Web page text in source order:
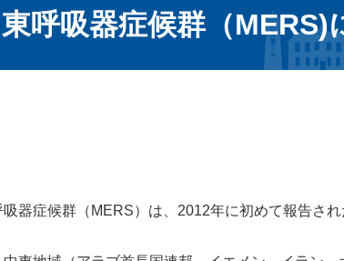
呼吸器症候群（MERS)
器症候群（MERS）は、2012年に初めて報告さ